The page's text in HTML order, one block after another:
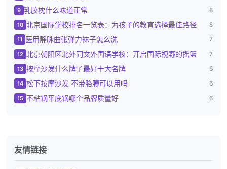
9 乳胶枕什么味道正常 8
10 北京国际学校排名一览表：为孩子的教育选择最佳路径 8
11 医用静脉曲张弹力袜子怎么洗 7
12 北京朝阳区北外同文外国语学校：开启国际视野的摇篮 7
13 按摩沙发什么牌子最好十大名牌 6
14 松下按摩沙发 不带胳膊可以用吗 6
15 不粘锅平底锅哪个品牌质量好 6
友情链接